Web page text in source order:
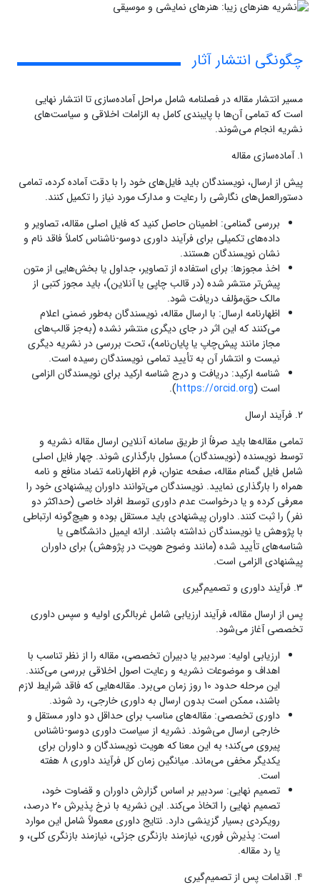
چگونگی انتشار آثار
مسیر انتشار مقاله در فصلنامه شامل مراحل آماده‌سازی تا انتشار نهایی
است که تمامی آن‌ها با پایبندی کامل به الزامات اخلاقی و سیاست‌های
نشریه انجام می‌شوند.
۱. آماده‌سازی مقاله
پیش از ارسال، نویسندگان باید فایل‌های خود را با دقت آماده کرده، تمامی
دستورالعمل‌های نگارشی را رعایت و مدارک مورد نیاز را تکمیل کنند.
بررسی گمنامی: اطمینان حاصل کنید که فایل اصلی مقاله، تصاویر و
داده‌های تکمیلی برای فرآیند داوری دوسو-ناشناس کاملاً فاقد نام و
نشان نویسندگان هستند.
اخذ مجوزها: برای استفاده از تصاویر، جداول یا بخش‌هایی از متون
پیش‌تر منتشر شده (در قالب چاپی یا آنلاین)، باید مجوز کتبی از
مالک حق‌مؤلف دریافت شود.
اظهارنامه ارسال: با ارسال مقاله، نویسندگان به‌طور ضمنی اعلام
می‌کنند که این اثر در جای دیگری منتشر نشده (به‌جز قالب‌های
مجاز مانند پیش‌چاپ یا پایان‌نامه)، تحت بررسی در نشریه دیگری
نیست و انتشار آن به تأیید تمامی نویسندگان رسیده است.
شناسه ارکید: دریافت و درج شناسه ارکید برای نویسندگان الزامی
است (https://orcid.org
).
۲. فرآیند ارسال
تمامی مقاله‌ها باید صرفاً از طریق سامانه آنلاین ارسال مقاله نشریه و
توسط نویسنده (نویسندگان) مسئول بارگذاری شوند. چهار فایل اصلی
شامل فایل گمنام مقاله، صفحه عنوان، فرم اظهارنامه تضاد منافع و نامه
همراه را بارگذاری نمایید. نویسندگان می‌توانند داوران پیشنهادی خود را
معرفی کرده و یا درخواست عدم داوری توسط افراد خاصی (حداکثر دو
نفر) را ثبت کنند. داوران پیشنهادی باید مستقل بوده و هیچ‌گونه ارتباطی
با پژوهش یا نویسندگان نداشته باشند. ارائه ایمیل دانشگاهی یا
شناسه‌های تأیید شده (مانند وضوح هویت در پژوهش) برای داوران
پیشنهادی الزامی است.
۳. فرآیند داوری و تصمیم‌گیری
پس از ارسال مقاله، فرآیند ارزیابی شامل غربالگری اولیه و سپس داوری
تخصصی آغاز می‌شود.
ارزیابی اولیه: سردبیر یا دبیران تخصصی، مقاله را از نظر تناسب با
اهداف و موضوعات نشریه و رعایت اصول اخلاقی بررسی می‌کنند.
این مرحله حدود 10 روز زمان می‌برد. مقاله‌هایی که فاقد شرایط لازم
باشند، ممکن است بدون ارسال به داوری خارجی، رد شوند.
داوری تخصصی: مقاله‌های مناسب برای حداقل دو داور مستقل و
خارجی ارسال می‌شوند. نشریه از سیاست داوری دوسو-ناشناس
پیروی می‌کند؛ به این معنا که هویت نویسندگان و داوران برای
یکدیگر مخفی می‌ماند. میانگین زمان کل فرآیند داوری ۸ هفته
است.
تصمیم نهایی: سردبیر بر اساس گزارش داوران و قضاوت خود،
تصمیم نهایی را اتخاذ می‌کند. این نشریه با نرخ پذیرش 20 درصد،
رویکردی بسیار گزینشی دارد. نتایج داوری معمولاً شامل این موارد
است: پذیرش فوری، نیازمند بازنگری جزئی، نیازمند بازنگری کلی، و
یا رد مقاله.
۴. اقدامات پس از تصمیم‌گیری